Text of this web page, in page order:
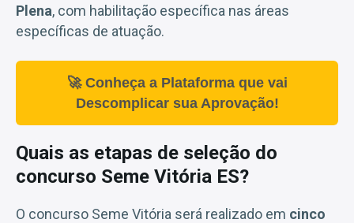
Plena, com habilitação específica nas áreas
específicas de atuação.
🚀 Conheça a Plataforma que vai
Descomplicar sua Aprovação!
Quais as etapas de seleção do
concurso Seme Vitória ES?
O concurso Seme Vitória será realizado em cinco